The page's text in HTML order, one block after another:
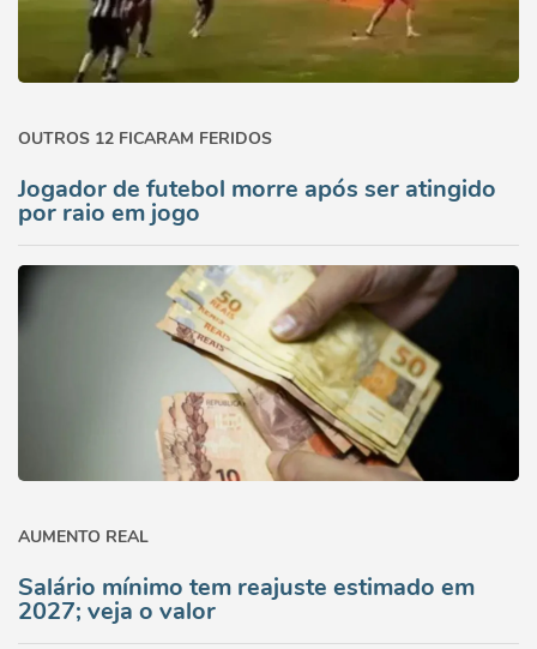
OUTROS 12 FICARAM FERIDOS
Jogador de futebol morre após ser atingido
por raio em jogo
AUMENTO REAL
Salário mínimo tem reajuste estimado em
2027; veja o valor